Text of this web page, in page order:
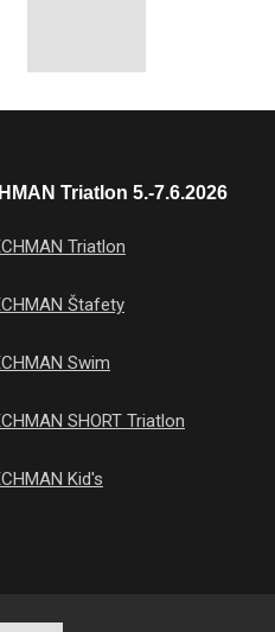
Triatlon 5.-7.6.2026
Triatlon
Štafety
Swim
SHORT Triatlon
Kid's